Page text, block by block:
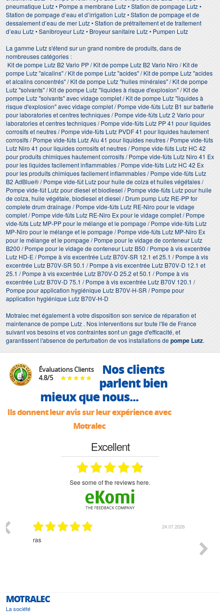
pneumatique Lutz • Pompe a membrane Lutz • Station de pompage Lutz •
Station de pompage d’eau et d’irrigation Lutz • Station de pompage et de
dessalement d’eau de mer Lutz • Station de prétraitement et de traitement
d’eau Lutz • Sanibroyeur Lutz • Broyeur sanitaire Lutz • Pumpen Lutz
La gamme Lutz s'étend sur un grand nombre de produits, dans de
nombreuses catégories :
Kit de pompe Lutz B2 Vario PP / Kit de pompe Lutz B2 Vario Niro / Kit de
pompe Lutz "alcalins" / Kit de pompe Lutz "acides" / Kit de pompe Lutz "acides
et alcalins concentrés" / Kit de pompe Lutz "huiles minérales" / Kit de pompe
Lutz "solvants" / Kit de pompe Lutz "liquides à risque d'explosion" / Kit de
pompe Lutz "solvants" avec vidage complet / Kit de pompe Lutz "liquides à
risque d'explosion" avec vidage complet / Pompe vide-fûts Lutz B1 sur batterie
pour laboratories et centres techniques / Pompe vide-fûts Lutz 2 Vario pour
laboratories et centres techniques / Pompe vide-fûts Lutz PP 41 pour liquides
corrosifs et neutres / Pompe vide-fûts Lutz PVDF 41 pour liquides hautement
corrosifs / Pompe vide-fûts Lutz Alu 41 pour liquides neutres / Pompe vide-fûts
Lutz Niro 41 pour liquides corrosifs et neutres / Pompe vide-fûts Lutz HC 42
pour produits chimiques hautement corrosifs / Pompe vide-fûts Lutz Niro 41 Ex
pour les liquides facilement inflammables / Pompe vide-fûts Lutz HC 42 Ex
pour les produits chimiques facilement inflammables / Pompe vide-fûts Lutz
B2 AdBlue® / Pompe vide-fût Lutz pour huile de colza et huiles végétales /
Pompe vide-fût Lutz pour diesel et biodiesel / Pompe vide-fûts Lutz pour huile
de colza, huile végétale, biodiesel et diesel / Drum pump Lutz RE-PP for
complete drum drainage / Pompe vide-fûts Lutz RE-Niro pour le vidage
complet / Pompe vide-fûts Lutz RE-Niro Ex pour le vidage complet / Pompe
vide-fûts Lutz MP-PP pour le mélange et le pompage / Pompe vide-fûts Lutz
MP-Niro pour le mélange et le pompage / Pompe vide-fûts Lutz MP-Niro Ex
pour le mélange et le pompage / Pompe pour le vidage de conteneur Lutz
B200 / Pompe pour le vidage de conteneur Lutz B50 / Pompe à vis excentrée
Lutz HD-E / Pompe à vis excentrée Lutz B70V-SR 12.1 et 25.1 / Pompe à vis
excentrée Lutz B70V-SR 50.1 / Pompe à vis excentrée Lutz B70V-D 12.1 et
25.1 / Pompe à vis excentrée Lutz B70V-D 25.2 et 50.1 / Pompe à vis
excentrée Lutz B70V-D 75.1 / Pompe à vis excentrée Lutz B70V 120.1 /
Pompe pour application hygiénique Lutz B70V-H-SR / Pompe pour
application hygiénique Lutz B70V-H-D
Motralec met également à votre disposition son service de réparation et
maintenance de pompe Lutz . Nos interventions sur toute l'Ile de France
suivant vos besoins et vos contraintes sont un gage d'efficacité, et
garantissent l'absence de perturbation de vos installations depompe Lutz.
Évaluations Clients
4.8/5
Nos clients
parlent bien
mieux que nous...
Ils donnent leur avis sur leur expérience avec
Motralec
Excellent
see some of the reviews here.
24.07.2026
ras
MOTRALEC
La société